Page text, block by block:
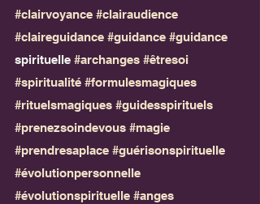
#clairvoyance #clairaudience
#claireguidance #guidance #guidance
spirituelle #archanges #êtresoi
#spiritualité #formulesmagiques
#rituelsmagiques #guidesspirituels
#prenezsoindevous #magie
#prendresaplace #guérisonspirituelle
#évolutionpersonnelle
#évolutionspirituelle #anges